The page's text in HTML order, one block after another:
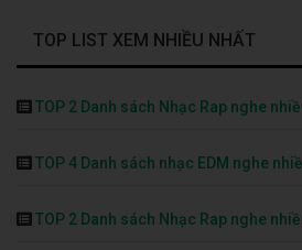
TOP LIST XEM NHIỀU NHẤT
TOP 2 Danh sách Nhạc Rap nghe
TOP 4 Danh sách nhạc EDM nghe
TOP 2 Danh sách Nhạc Rap nghe